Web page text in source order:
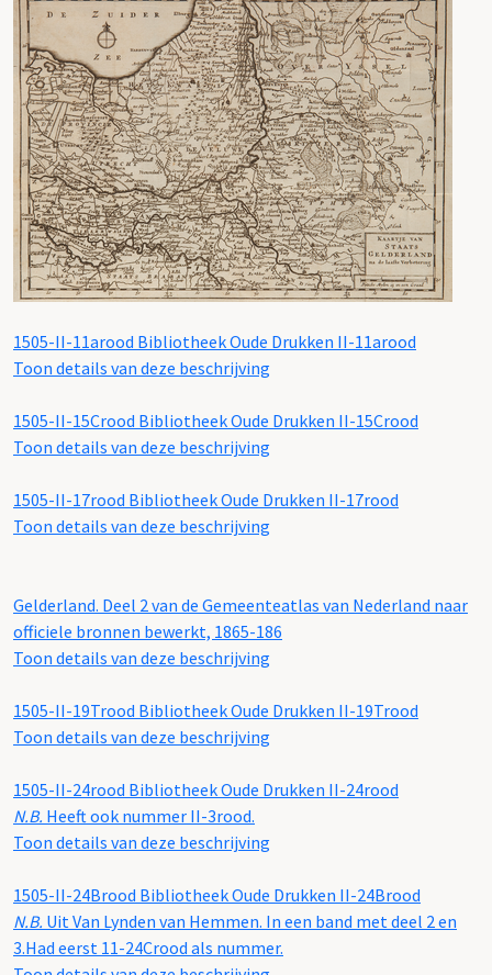
1505-II-11arood Bibliotheek Oude Drukken II-11arood
Toon details van deze beschrijving
1505-II-15Crood Bibliotheek Oude Drukken II-15Crood
Toon details van deze beschrijving
1505-II-17rood Bibliotheek Oude Drukken II-17rood
Toon details van deze beschrijving
Gelderland. Deel 2 van de Gemeenteatlas van Nederland naar
officiele bronnen bewerkt, 1865-186
Toon details van deze beschrijving
1505-II-19Trood Bibliotheek Oude Drukken II-19Trood
Toon details van deze beschrijving
1505-II-24rood Bibliotheek Oude Drukken II-24rood
N.B. Heeft ook nummer II-3rood.
Toon details van deze beschrijving
1505-II-24Brood Bibliotheek Oude Drukken II-24Brood
N.B. Uit Van Lynden van Hemmen. In een band met deel 2 en
3.Had eerst 11-24Crood als nummer.